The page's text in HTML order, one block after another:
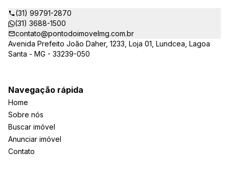
(31) 99791-2870
(31) 3688-1500
contato@pontodoimovelmg.com.br
Avenida Prefeito João Daher, 1233, Loja 01, Lundcea, Lagoa
Santa - MG - 33239-050
Navegação rápida
Home
Sobre nós
Buscar imóvel
Anunciar imóvel
Contato